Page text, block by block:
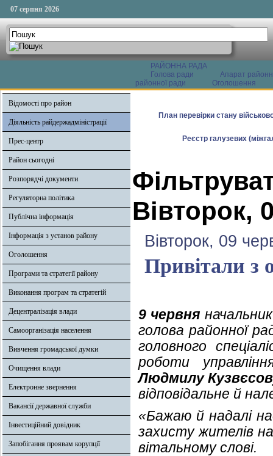
07 серпня 2026
РАЙОННА РАДА
Голова ради
Апарат
районної ради
Оголошення
Відомості про район
Діяльність райдержадміністрації
Прес-центр
Район сьогодні
Розпорядчі документи
Регуляторна політика
Публічна інформація
Інформація з установ району
Оголошення
Програми та стратегії району
Виконання програм та стратегій
Децентралізація влади
Самоорганізація населення
Вивчення громадської думки
Очищення влади
Електронне звернення
Вакансії державної служби
Інвестиційний довідник
Запобігання проявам корупції
План перевірки стану
Реєстр галузевих
Вівторок,
Вівторок, 09
Привітали з
9 червня
голова районної
головного
роботи
Людмилу
відповідальне й
«Бажаю й надалі
захисту жителів
вітальному слові.